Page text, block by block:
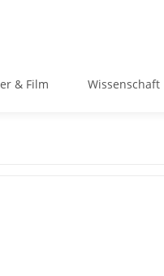
& Film Wissenschaft